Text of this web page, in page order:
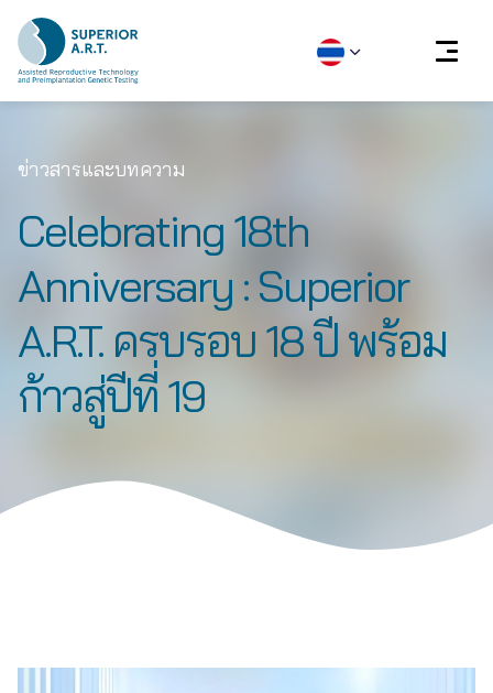
content
ข่าวสารและบทความ
Celebrating 18th
Anniversary : Superior
A.R.T. ครบรอบ 18 ปี พร้อม
ก้าวสู่ปีที่ 19